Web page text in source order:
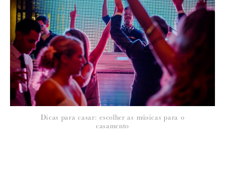
Dicas para casar: escolher as músicas para o
casamento